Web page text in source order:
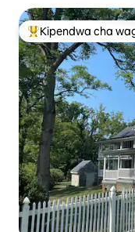
Kipendwa maarufu
Kipendwa cha